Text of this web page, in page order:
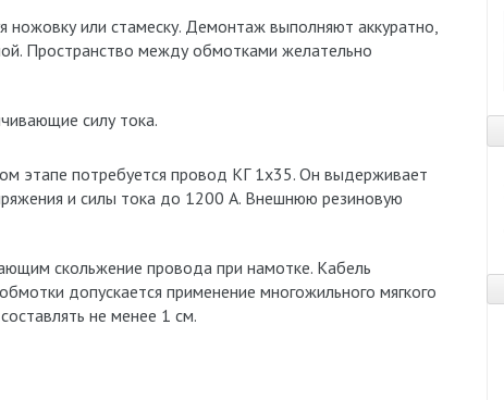
ножовку или стамеску. Демонтаж выполняют аккуратно,
Пространство между обмотками желательно
силу тока.
этапе потребуется провод КГ 1х35. Он выдерживает
и силы тока до 1200 А. Внешнюю резиновую
скольжение провода при намотке. Кабель
допускается применение многожильного мягкого
не менее 1 см.